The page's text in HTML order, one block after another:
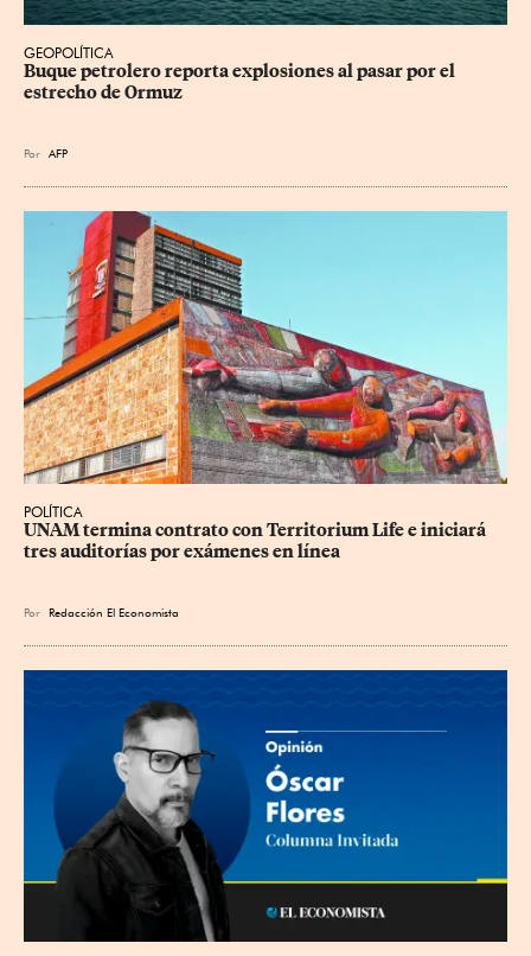
GEOPOLÍTICA
Buque petrolero reporta explosiones al pasar por el
estrecho de Ormuz
Por AFP
POLÍTICA
UNAM termina contrato con Territorium Life e iniciará
tres auditorías por exámenes en línea
Por Redacción El Economista